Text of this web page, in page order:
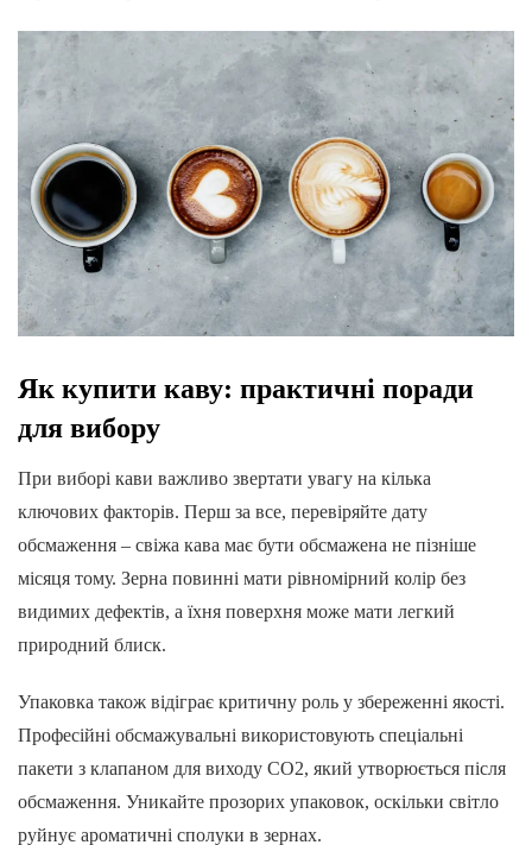
Як купити каву: практичні поради
для вибору
При виборі кави важливо звертати увагу на кілька
ключових факторів. Перш за все, перевіряйте дату
обсмаження – свіжа кава має бути обсмажена не пізніше
місяця тому. Зерна повинні мати рівномірний колір без
видимих дефектів, а їхня поверхня може мати легкий
природний блиск.
Упаковка також відіграє критичну роль у збереженні якості.
Професійні обсмажувальні використовують спеціальні
пакети з клапаном для виходу CO2, який утворюється після
обсмаження. Уникайте прозорих упаковок, оскільки світло
руйнує ароматичні сполуки в зернах.